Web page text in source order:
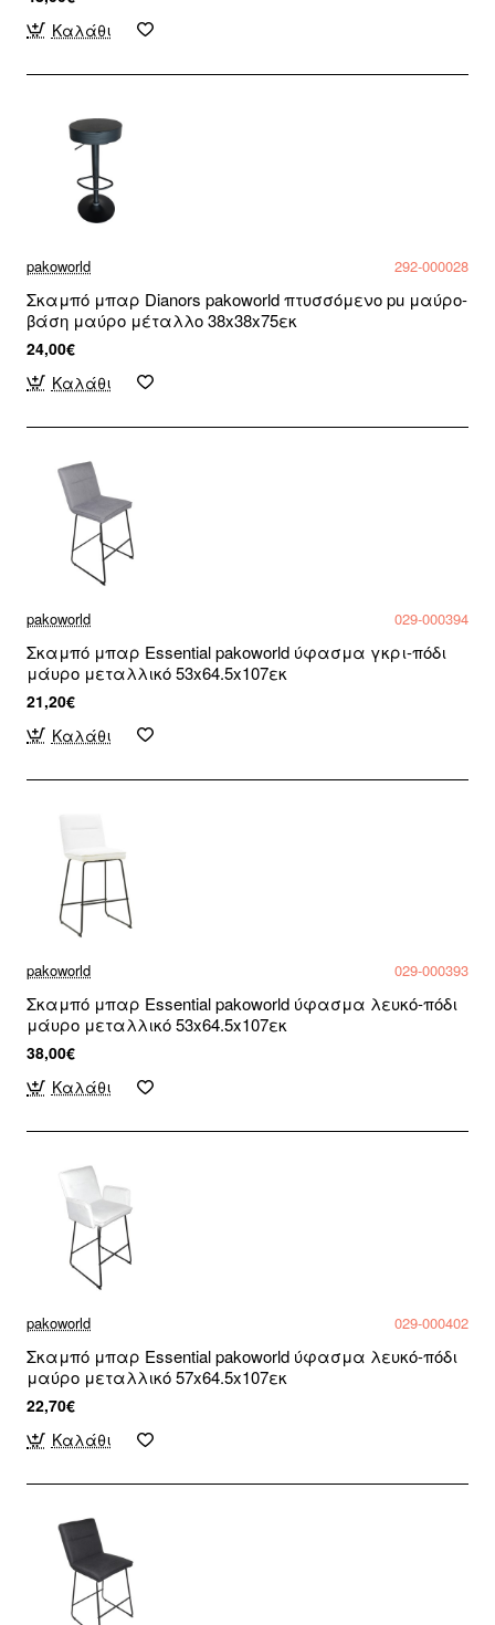
Καλάθι
pakoworld 292-000028
Σκαμπό μπαρ Dianors pakoworld πτυσσόμενο pu μαύρο-
βάση μαύρο μέταλλο 38x38x75εκ
24,00€
Καλάθι
pakoworld 029-000394
Σκαμπό μπαρ Essential pakoworld ύφασμα γκρι-πόδι
μάυρο μεταλλικό 53x64.5x107εκ
21,20€
Καλάθι
pakoworld 029-000393
Σκαμπό μπαρ Essential pakoworld ύφασμα λευκό-πόδι
μάυρο μεταλλικό 53x64.5x107εκ
38,00€
Καλάθι
pakoworld 029-000402
Σκαμπό μπαρ Essential pakoworld ύφασμα λευκό-πόδι
μαύρο μεταλλικό 57x64.5x107εκ
22,70€
Καλάθι